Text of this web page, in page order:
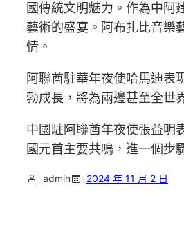
國傳統文明魅力。作為中阿
藝術的盛宴。阿布扎比音樂
情。
阿聯酋駐華年夜使哈馬迪表
勃成長，將為兩邊甚至全世
中國駐阿聯酋年夜使張益明
國元首主要共鳴，進一個步
admin 2024 年 11 月 2 日